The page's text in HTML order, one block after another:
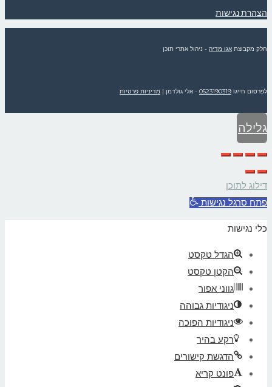
הצהרת נגישות
חלק מקבוצת אגו מדיה - ניהול אתרי תוכן
לפרסום חייגו 0523190319 - אלי גולדמן | מדיניות פרטיות
גלילה
לראש
העמוד
דילוג לתוכן
פתח סרגל נגישות
כלי נגישות
הגדל טקסט
הקטן טקסט
גווני אפור
ניגודיות גבוהה
ניגודיות הפוכה
רקע בהיר
הדגשת קישורים
פונט קריא